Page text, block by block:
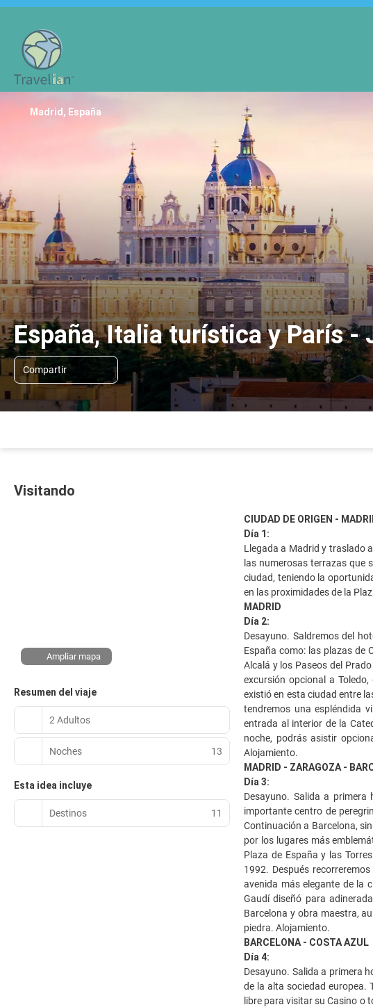
España, Italia turística y París -
Compartir
Madrid, España
Visitando
Ampliar mapa
Resumen del viaje
2 Adultos
Noches 13
Esta idea incluye
Destinos 11
CIUDAD DE ORIGEN -
Día 1:
Llegada a Madrid y traslado
las numerosas terrazas que
ciudad, teniendo la
en las proximidades de la
MADRID
Día 2:
Desayuno. Saldremos del
España como: las plazas de
Alcalá y los Paseos del
excursión opcional a
existió en esta ciudad entre
tendremos una espléndida
entrada al interior de la
noche, podrás asistir
Alojamiento.
MADRID - ZARAGOZA -
Día 3:
Desayuno. Salida a
importante centro de
Continuación a Barcelona,
por los lugares más
Plaza de España y las
1992. Después
avenida más elegante de la
Gaudí diseñó para
Barcelona y obra maestra,
piedra. Alojamiento.
BARCELONA - COSTA AZUL
Día 4:
Desayuno. Salida a primera
de la alta sociedad europea.
libre para visitar su Casino o